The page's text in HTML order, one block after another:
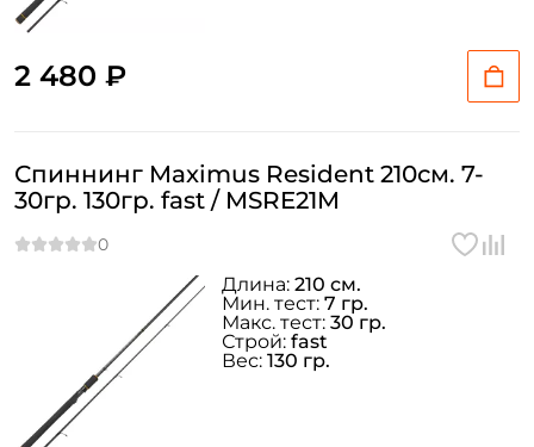
2 480 ₽
Спиннинг Maximus Resident 210см. 7-
30гр. 130гр. fast / MSRE21M
Длина: 210 см.
Мин. тест: 7 гр.
Макс. тест: 30 гр.
Строй: fast
Вес: 130 гр.